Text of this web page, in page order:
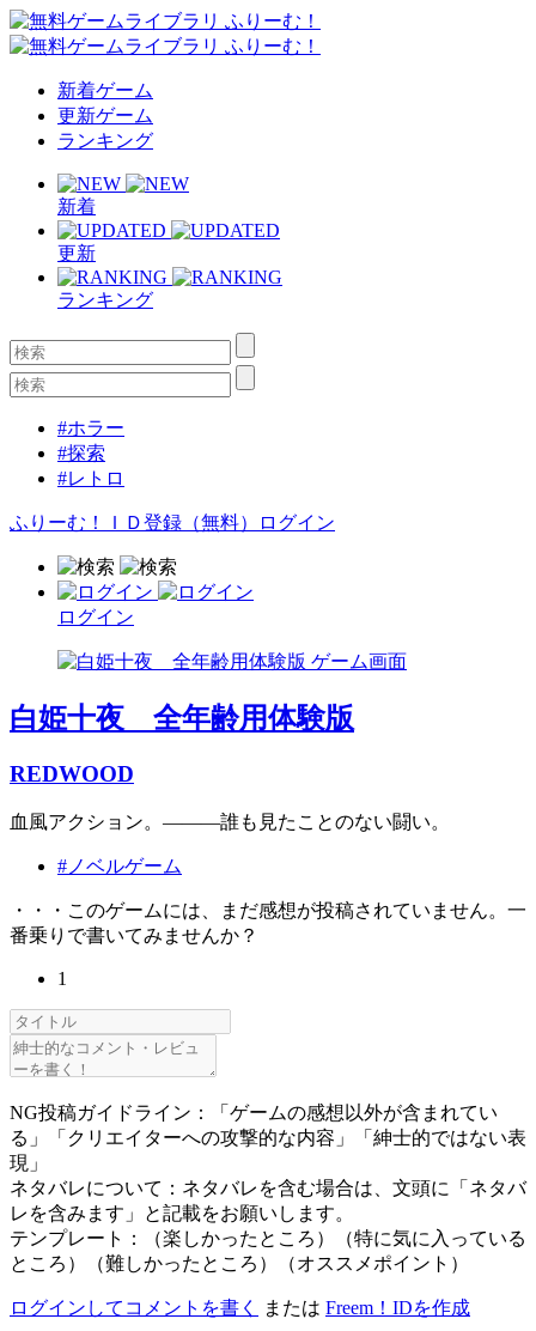
新着ゲーム
更新ゲーム
ランキング
新着
更新
ランキング
#ホラー
#探索
#レトロ
ふりーむ！ＩＤ登録（無料） ログイン
ログイン
白姫十夜 全年齢用体験版
REDWOOD
血風アクション。―――誰も見たことのない闘い。
#ノベルゲーム
・・・このゲームには、まだ感想が投稿されていません。一
番乗りで書いてみませんか？
1
NG投稿ガイドライン：「ゲームの感想以外が含まれてい
る」「クリエイターへの攻撃的な内容」「紳士的ではない表
現」
ネタバレについて：ネタバレを含む場合は、文頭に「ネタバ
レを含みます」と記載をお願いします。
テンプレート：（楽しかったところ）（特に気に入っている
ところ）（難しかったところ）（オススメポイント）
ログインしてコメントを書く または Freem！IDを作成